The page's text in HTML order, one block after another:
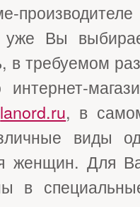
уже Вы
в требуемом
lanord.ru, в
виды
женщин. Для
в